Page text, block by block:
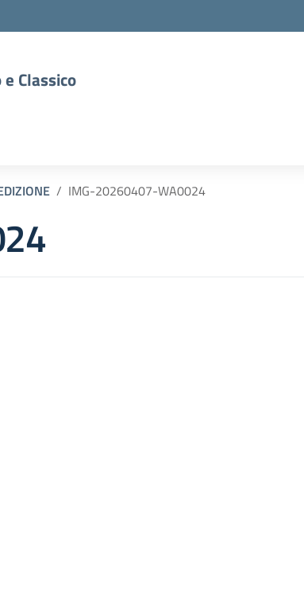
Classico
IMG-20260407-WA0024